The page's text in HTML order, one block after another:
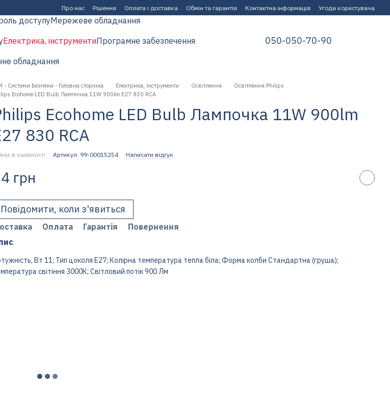
Про нас Рішення Оплата і доставка Обмін та гарантія Контактна інформація Угода користувача
доступуМережеве обладнання
Електрика, інструментиПрограмне забезпечення
обладнання
050-050-70-90
- Системи Безпеки - Головна сторінка Електрика, інструменти Освітлення
Освітлення Philips
Ecohome LED Bulb Лампочка 11W 900lm E27 830 RCA
Ecohome LED Bulb Лампочка 11W 900lm
830 RCA
в наявності Артикул: 99-00015254 Написати відгук
грн
Повідомити, коли з'явиться
Оплата Гарантія
Повернення
Вт 11; Тип цоколя E27; Колірна температура тепла біла; Форма колби Стандартна (груша);
світіння 3000К; Світловий потік 900 Лм